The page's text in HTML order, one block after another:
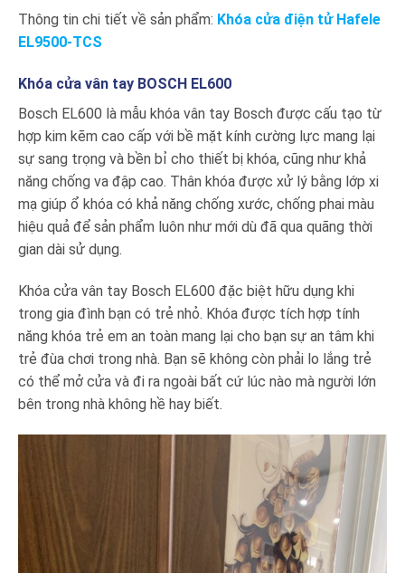
Thông tin chi tiết về sản phẩm: Khóa cửa điện tử Hafele
EL9500-TCS
Khóa cửa vân tay BOSCH EL600
Bosch EL600 là mẫu khóa vân tay Bosch được cấu tạo từ
hợp kim kẽm cao cấp với bề mặt kính cường lực mang lại
sự sang trọng và bền bỉ cho thiết bị khóa, cũng như khả
năng chống va đập cao. Thân khóa được xử lý bằng lớp xi
mạ giúp ổ khóa có khả năng chống xước, chống phai màu
hiệu quả để sản phẩm luôn như mới dù đã qua quãng thời
gian dài sử dụng.
Khóa cửa vân tay Bosch EL600 đặc biệt hữu dụng khi
trong gia đình bạn có trẻ nhỏ. Khóa được tích hợp tính
năng khóa trẻ em an toàn mang lại cho bạn sự an tâm khi
trẻ đùa chơi trong nhà. Bạn sẽ không còn phải lo lắng trẻ
có thể mở cửa và đi ra ngoài bất cứ lúc nào mà người lớn
bên trong nhà không hề hay biết.